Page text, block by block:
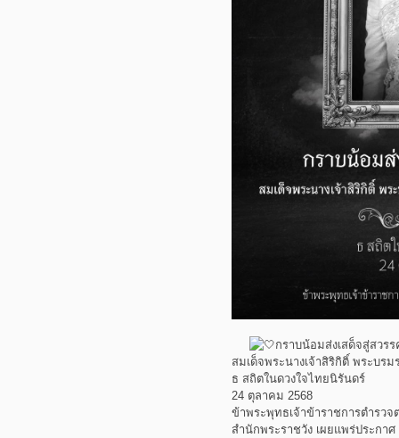
กราบน้อมส่งเสด็จสู่สวร
สมเด็จพระนางเจ้าสิริกิติ์ พระบ
ธ สถิตในดวงใจไทยนิรันดร์
24 ตุลาคม 2568
ข้าพระพุทธเจ้าข้าราชการตำรว
สำนักพระราชวัง เผยแพร่ประกา